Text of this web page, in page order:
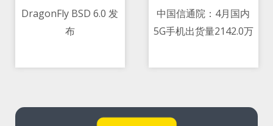
DragonFly BSD 6.0 发
布
中国信通院：4月国内
5G手机出货量2142.0万
77.9 percent